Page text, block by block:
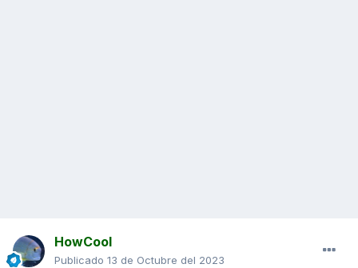
HowCool
Publicado 13 de Octubre del 2023